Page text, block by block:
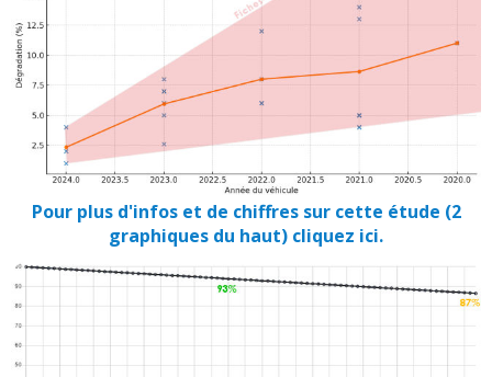
Pour plus d'infos et de chiffres sur cette étude (2
graphiques du haut) cliquez ici.